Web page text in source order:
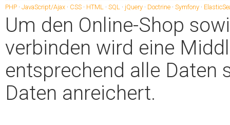
PHP · JavaScript/Ajax · CSS · HTML · SQL · jQuery · Doctrine · Symfony ·
Um den Online-Shop
verbinden wird eine
entsprechend alle Daten
Daten anreichert.